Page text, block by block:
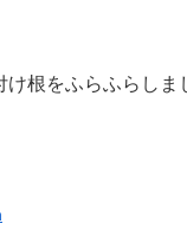
け根をふらふらし